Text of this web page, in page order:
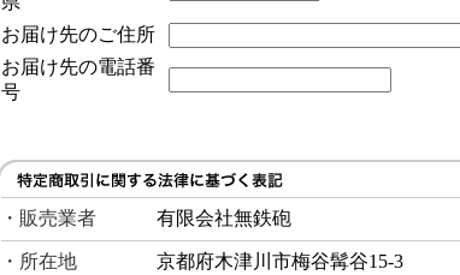
お届け先のご住所
お届け先の電話番
号
・販売業者 有限会社無鉄砲
・所在地 京都府木津川市梅谷髯谷15-3